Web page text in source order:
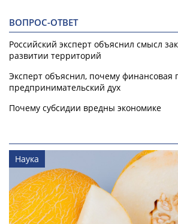
ВОПРОС-ОТВЕТ
Российский эксперт объяснил смысл
развитии территорий
Эксперт объяснил, почему финансовая
предпринимательский дух
Почему субсидии вредны экономике
Наука